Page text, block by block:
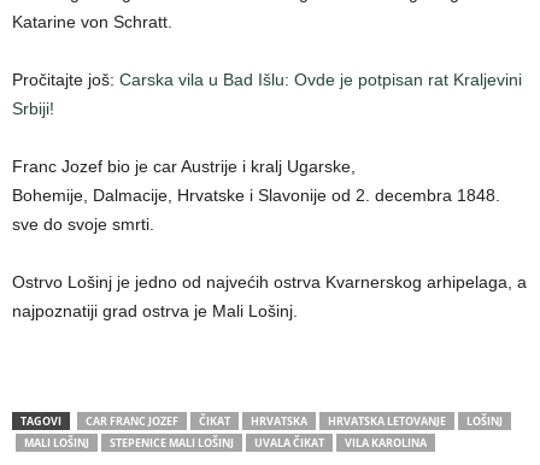
Katarine von Schratt.
Pročitajte još: Carska vila u Bad Išlu: Ovde je potpisan rat Kraljevini
Srbiji!
Franc Jozef bio je car Austrije i kralj Ugarske,
Bohemije, Dalmacije, Hrvatske i Slavonije od 2. decembra 1848.
sve do svoje smrti.
Ostrvo Lošinj je jedno od najvećih ostrva Kvarnerskog arhipelaga, a
najpoznatiji grad ostrva je Mali Lošinj.
TAGOVI CAR FRANC JOZEF ČIKAT HRVATSKA HRVATSKA LETOVANJE
LOŠINJ
MALI LOŠINJ
STEPENICE MALI LOŠINJ UVALA ČIKAT VILA KAROLINA